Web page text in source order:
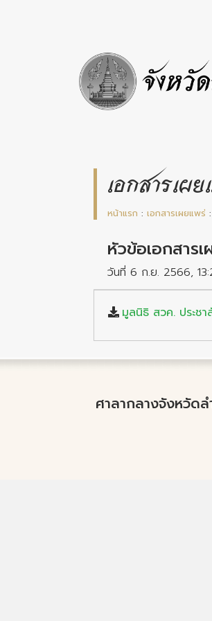
เอกสารเผ
หน้าแรก : เอกสารเผยแพร่ :
หัวข้อเอกสาร
วันที่ 6 ก.ย. 2566,
มูลนิธิ สวค. ประช
ศาลากลางจังหวัด